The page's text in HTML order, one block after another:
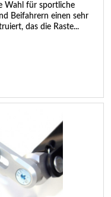
Wahl für sportliche
Beifahrern einen sehr
das die Raste...